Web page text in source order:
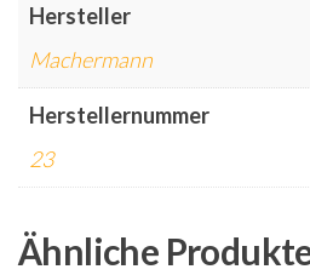
Hersteller
Machermann
Herstellernummer
23
Ähnliche